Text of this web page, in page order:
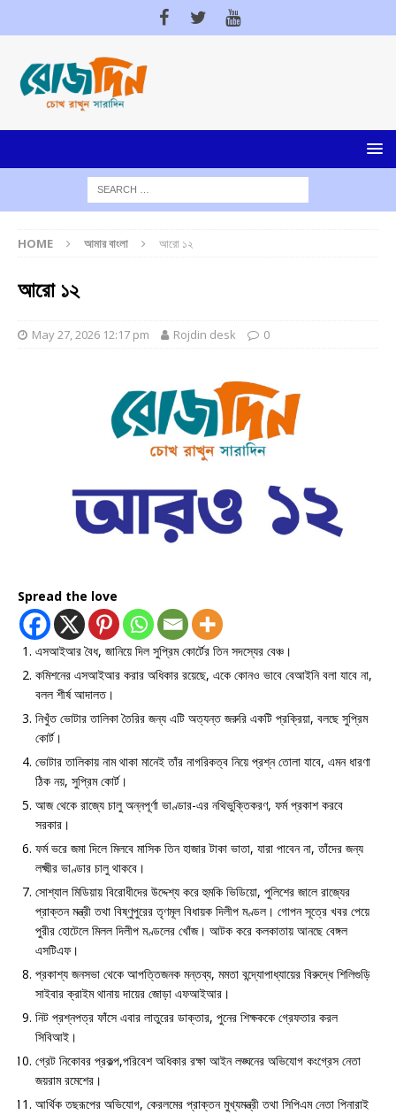
HOME আমার বাংলা আরো ১২
আরো ১২
May 27, 2026 12:17 pm Rojdin desk 0
Spread the love
এসআইআর বৈধ, জানিয়ে দিল সুপ্রিম কোর্টের তিন সদস্যের বেঞ্চ।
কমিশনের এসআইআর করার অধিকার রয়েছে, একে কোনও ভাবে বেআইনি বলা যাবে না,
বলল শীর্ষ আদালত।
নিখুঁত ভোটার তালিকা তৈরির জন্য এটি অত্যন্ত জরুরি একটি প্রক্রিয়া, বলছে সুপ্রিম
কোর্ট।
ভোটার তালিকায় নাম থাকা মানেই তাঁর নাগরিকত্ব নিয়ে প্রশ্ন তোলা যাবে, এমন ধারণা
ঠিক নয়, সুপ্রিম কোর্ট।
আজ থেকে রাজ্যে চালু অন্নপূর্ণা ভাণ্ডার-এর নথিভুক্তিকরণ, ফর্ম প্রকাশ করবে
সরকার।
ফর্ম ভরে জমা দিলে মিলবে মাসিক তিন হাজার টাকা ভাতা, যারা পাবেন না, তাঁদের জন্য
লক্ষ্মীর ভাণ্ডার চালু থাকবে।
সোশ্যাল মিডিয়ায় বিরোধীদের উদ্দেশ্য করে হুমকি ভিডিয়ো, পুলিশের জালে রাজ্যের
প্রাক্তন মন্ত্রী তথা বিষ্ণুপুরের তৃণমূল বিধায়ক দিলীপ মণ্ডল। গোপন সূত্রে খবর পেয়ে
পুরীর হোটেলে মিলল দিলীপ মণ্ডলের খোঁজ। আটক করে কলকাতায় আনছে বেঙ্গল
এসটিএফ।
প্রকাশ্য জনসভা থেকে আপত্তিজনক মন্তব্য, মমতা বন্দ্যোপাধ্যায়ের বিরুদ্ধে শিলিগুড়ি
সাইবার ক্রাইম থানায় দায়ের জোড়া এফআইআর।
নিট প্রশ্নপত্র ফাঁসে এবার লাতুরের ডাক্তার, পুনের শিক্ষককে গ্রেফতার করল
সিবিআই।
গ্রেট নিকোবর প্রকল্প,পরিবেশ অধিকার রক্ষা আইন লঙ্ঘনের অভিযোগ কংগ্রেস নেতা
জয়রাম রমেশের।
আর্থিক তছরূপের অভিযোগ, কেরলমের প্রাক্তন মুখ্যমন্ত্রী তথা সিপিএম নেতা পিনারাই